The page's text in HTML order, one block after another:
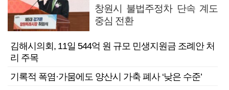
창원시 불법주정차 단속 계도
중심 전환
김해시의회, 11일 544억 원 규모 민생지원금 조례안 처
리 주목
기록적 폭염·가뭄에도 양산시 가축 폐사 ‘낮은 수준’